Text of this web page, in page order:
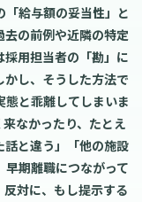
給与額の妥当性」と
去の前例や近隣の特定
用担当者の「勘」に
し、そうした方法で
と乖離してしまいま
なかったり、たとえ
と違う」「他の施設
期離職につながって
対に、もし提示する